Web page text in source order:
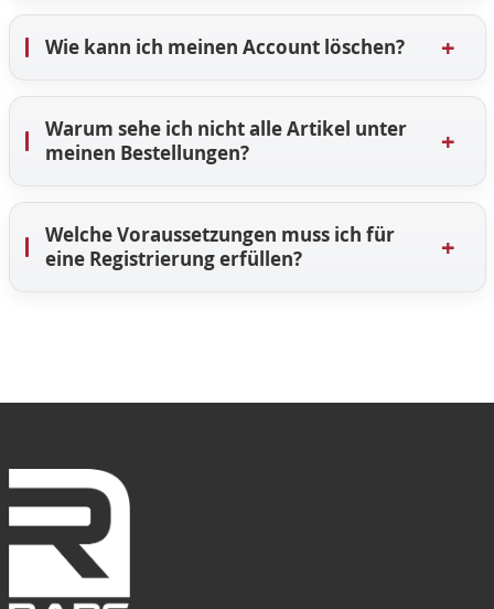
Wie kann ich meinen Account löschen? +
Warum sehe ich nicht alle Artikel unter
meinen Bestellungen?
+
Welche Voraussetzungen muss ich für
eine Registrierung erfüllen?
+